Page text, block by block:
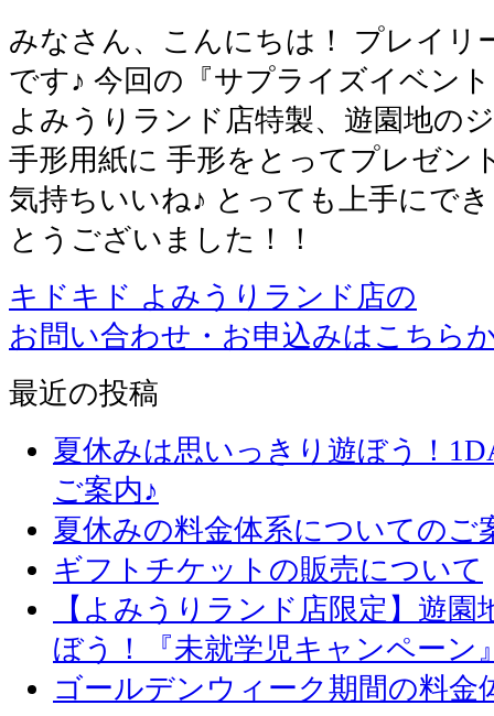
みなさん、こんにちは！ プレイリ
です♪ 今回の『サプライズイベン
よみうりランド店特製、遊園地の
手形用紙に 手形をとってプレゼン
気持ちいいね♪ とっても上手にで
とうございました！！
キドキド よみうりランド店の
お問い合わせ・お申込みはこちら
最近の投稿
夏休みは思いっきり遊ぼう！
ご案内♪
夏休みの料金体系についてのご
ギフトチケットの販売について
【よみうりランド店限定】遊
ぼう！『未就学児キャンペーン
ゴールデンウィーク期間の料金